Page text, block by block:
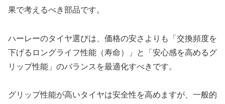
果で考えるべき部品です。
ハーレーのタイヤ選びは、価格の安さよりも「交換頻度を
下げるロングライフ性能（寿命）」と「安心感を高めるグ
リップ性能」のバランスを最適化すべきです。
グリップ性能が高いタイヤは安全性を高めますが、一般的